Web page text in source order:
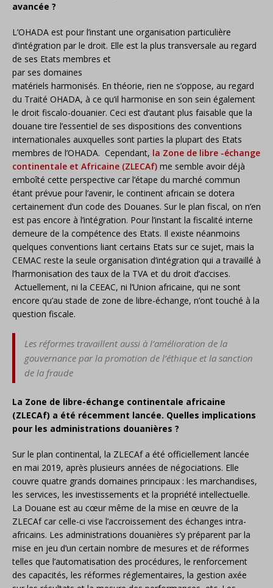
avancée ?
L’OHADA est pour l’instant une organisation particulière
d’intégration par le droit. Elle est la plus transversale au regard
de ses Etats membres et
par ses domaines
matériels harmonisés. En théorie, rien ne s’oppose, au regard
du Traité OHADA, à ce qu’il harmonise en son sein également
le droit fiscalo-douanier. Ceci est d’autant plus faisable que la
douane tire l’essentiel de ses dispositions des conventions
internationales auxquelles sont parties la plupart des Etats
membres de l’OHADA. Cependant, la Zone de libre -échange
continentale et Africaine (ZLECAf) me semble avoir déjà
emboîté cette perspective car l’étape du marché commun
étant prévue pour l’avenir, le continent africain se dotera
certainement d’un code des Douanes. Sur le plan fiscal, on n’en
est pas encore à l’intégration. Pour l’instant la fiscalité interne
demeure de la compétence des Etats. Il existe néanmoins
quelques conventions liant certains Etats sur ce sujet, mais la
CEMAC reste la seule organisation d’intégration qui a travaillé à
l’harmonisation des taux de la TVA et du droit d’accises.
Actuellement, ni la CEEAC, ni l’Union africaine, qui ne sont
encore qu’au stade de zone de libre-échange, n’ont touché à la
question fiscale.
Les réformes travaillent aussi à l’amélioration de la
gouvernance par la promotion de l’éthique et la sanction
de la fraude
La Zone de libre-échange continentale africaine
(ZLECAf) a été récemment lancée. Quelles implications
pour les administrations douanières ?
Sur le plan continental, la ZLECAf a été officiellement lancée
en mai 2019, après plusieurs années de négociations. Elle
couvre quatre grands domaines principaux : les marchandises,
les services, les investissements et la propriété intellectuelle.
La Douane est au cœur même de la mise en œuvre de la
ZLECAf car celle-ci vise l’accroissement des échanges intra-
africains. Les administrations douanières s’y préparent par la
mise en jeu d’un certain nombre de mesures et de réformes
telles que l’automatisation des procédures, le renforcement
des capacités, les réformes réglementaires, la gestion axée